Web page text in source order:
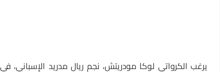
يرغب الكرواتي لوكا مودريتش، نجم ريال مدريد الإسباني، في